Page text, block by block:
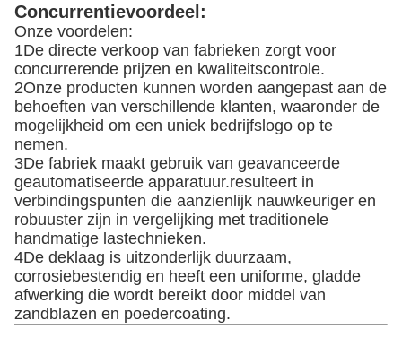
Concurrentievoordeel:
Onze voordelen:
1De directe verkoop van fabrieken zorgt voor
concurrerende prijzen en kwaliteitscontrole.
2Onze producten kunnen worden aangepast aan de
behoeften van verschillende klanten, waaronder de
mogelijkheid om een uniek bedrijfslogo op te
nemen.
3De fabriek maakt gebruik van geavanceerde
geautomatiseerde apparatuur.resulteert in
verbindingspunten die aanzienlijk nauwkeuriger en
robuuster zijn in vergelijking met traditionele
handmatige lastechnieken.
4De deklaag is uitzonderlijk duurzaam,
corrosiebestendig en heeft een uniforme, gladde
afwerking die wordt bereikt door middel van
zandblazen en poedercoating.